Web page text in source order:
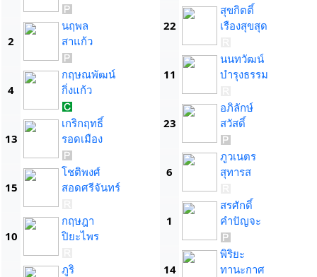
2
นฤพล
สาแก้ว
4
กฤษณพัฒน์
กิ่งแก้ว
13
เกริกฤทธิ์
รอดเมือง
15
โชติพงศ์
สอดศรีจันทร์
10
กฤษฎา
ปิยะไพร
ภูริ
22
สุขกิตติ์
เรืองสุขสุด
11
นนทวัฒน์
บำรุงธรรม
23
อภิลักษ์
สวัสดิ์
6
ภูวเนตร
สุทารส
1
สรศักดิ์
คำปัญจะ
14
พิริยะ
ทานะกาศ